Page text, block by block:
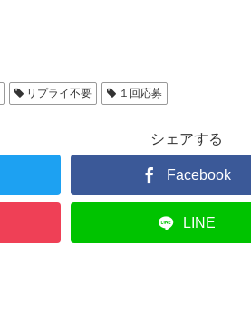
リプライ不要 １回応募
シェアする
Facebook
LINE